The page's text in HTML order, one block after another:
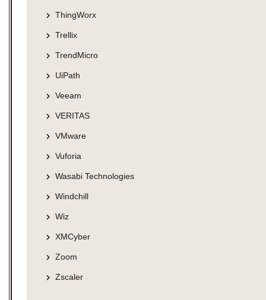
ThingWorx
Trellix
TrendMicro
UiPath
Veeam
VERITAS
VMware
Vuforia
Wasabi Technologies
Windchill
Wiz
XMCyber
Zoom
Zscaler